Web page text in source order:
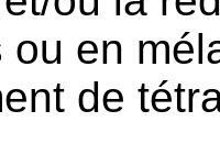
ou en
de